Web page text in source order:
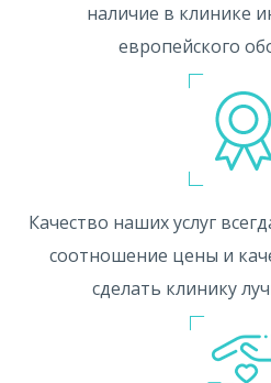
наличие в клинике
европейского
Качество наших услуг
соотношение цены и
сделать клинику